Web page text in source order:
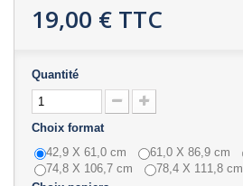
19,00 € TTC
Quantité
Choix format
42,9 X 61,0 cm
61,0 X 86,9 cm
74,8 X 106,7 cm
78,4 X 111,8 cm